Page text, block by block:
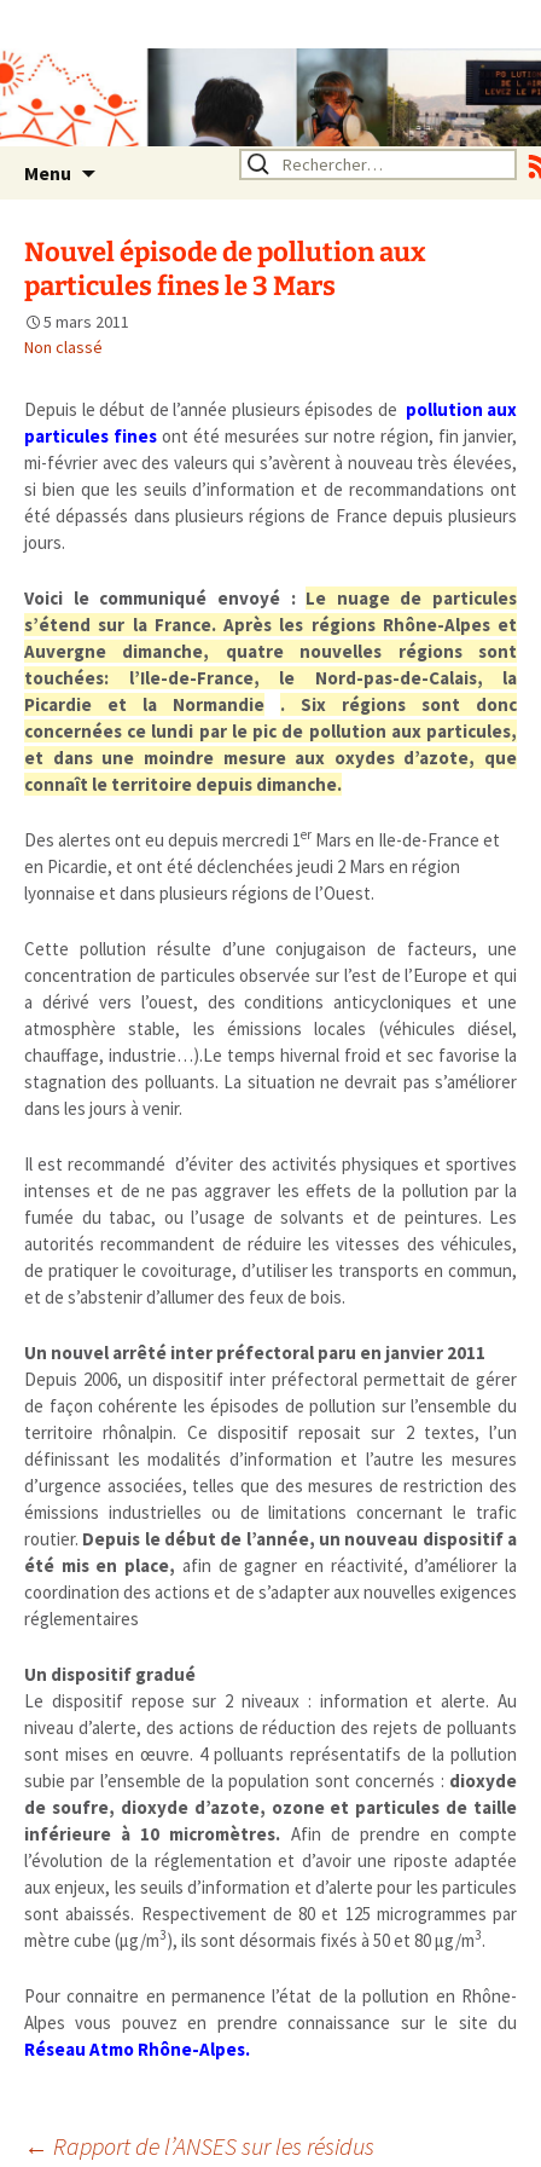
Rhône Alpes
Un environnement sain pour
la santé de tous
Menu Rechercher :
Nouvel épisode de pollution aux
particules fines le 3 Mars
5 mars 2011
Non classé
Depuis le début de l’année plusieurs épisodes de pollution aux
particules fines ont été mesurées sur notre région, fin janvier,
mi-février avec des valeurs qui s’avèrent à nouveau très élevées,
si bien que les seuils d’information et de recommandations ont
été dépassés dans plusieurs régions de France depuis plusieurs
jours.
Voici le communiqué envoyé : Le nuage de particules
s’étend sur la France. Après les régions Rhône-Alpes et
Auvergne dimanche, quatre nouvelles régions sont
touchées: l’Ile-de-France, le Nord-pas-de-Calais, la
Picardie et la Normandie
. Six régions sont donc
concernées ce lundi par le pic de pollution aux particules,
et dans une moindre mesure aux oxydes d’azote, que
connaît le territoire depuis dimanche.
Des alertes ont eu depuis mercredi 1er Mars en Ile-de-France et
en Picardie, et ont été déclenchées jeudi 2 Mars en région
lyonnaise et dans plusieurs régions de l’Ouest.
Cette pollution résulte d’une conjugaison de facteurs, une
concentration de particules observée sur l’est de l’Europe et qui
a dérivé vers l’ouest, des conditions anticycloniques et une
atmosphère stable, les émissions locales (véhicules diésel,
chauffage, industrie…).Le temps hivernal froid et sec favorise la
stagnation des polluants. La situation ne devrait pas s’améliorer
dans les jours à venir.
Il est recommandé d’éviter des activités physiques et sportives
intenses et de ne pas aggraver les effets de la pollution par la
fumée du tabac, ou l’usage de solvants et de peintures. Les
autorités recommandent de réduire les vitesses des véhicules,
de pratiquer le covoiturage, d’utiliser les transports en commun,
et de s’abstenir d’allumer des feux de bois.
Un nouvel arrêté inter préfectoral paru en janvier 2011
Depuis 2006, un dispositif inter préfectoral permettait de gérer
de façon cohérente les épisodes de pollution sur l’ensemble du
territoire rhônalpin. Ce dispositif reposait sur 2 textes, l’un
définissant les modalités d’information et l’autre les mesures
d’urgence associées, telles que des mesures de restriction des
émissions industrielles ou de limitations concernant le trafic
routier. Depuis le début de l’année, un nouveau dispositif a
été mis en place, afin de gagner en réactivité, d’améliorer la
coordination des actions et de s’adapter aux nouvelles exigences
réglementaires
Un dispositif gradué
Le dispositif repose sur 2 niveaux : information et alerte. Au
niveau d’alerte, des actions de réduction des rejets de polluants
sont mises en œuvre. 4 polluants représentatifs de la pollution
subie par l’ensemble de la population sont concernés : dioxyde
de soufre, dioxyde d’azote, ozone et particules de taille
inférieure à 10 micromètres. Afin de prendre en compte
l’évolution de la réglementation et d’avoir une riposte adaptée
aux enjeux, les seuils d’information et d’alerte pour les particules
sont abaissés. Respectivement de 80 et 125 microgrammes par
mètre cube (µg/m3), ils sont désormais fixés à 50 et 80 µg/m3.
Pour connaitre en permanence l’état de la pollution en Rhône-
Alpes vous pouvez en prendre connaissance sur le site du
Réseau Atmo Rhône-Alpes.
← Rapport de l’ANSES sur les résidus